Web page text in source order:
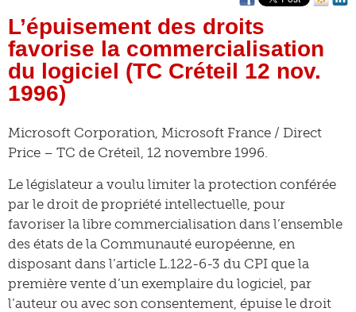
L’épuisement des droits
favorise la commercialisation
du logiciel (TC Créteil 12 nov.
1996)
Microsoft Corporation, Microsoft France / Direct
Price – TC de Créteil, 12 novembre 1996.
Le législateur a voulu limiter la protection conférée
par le droit de propriété intellectuelle, pour
favoriser la libre commercialisation dans l’ensemble
des états de la Communauté européenne, en
disposant dans l’article L.122-6-3 du CPI que la
première vente d’un exemplaire du logiciel, par
l’auteur ou avec son consentement, épuise le droit